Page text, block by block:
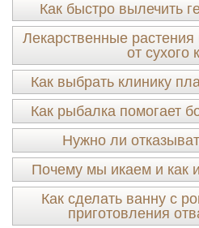
Как быстро вылечить
Лекарственные
от сухого
Как выбрать клинику
Как рыбалка помогает
Нужно ли
Почему мы икаем и как
Как сделать ванну с
приготовления